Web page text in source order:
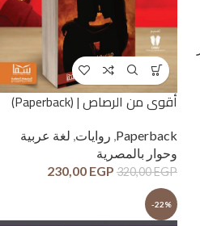
أقوى من الرصاص | (Paperback)
Paperback
, روايات, لغة عربية
وحوار بالمصرية
320,00EGP
230,00 EGP
-22%